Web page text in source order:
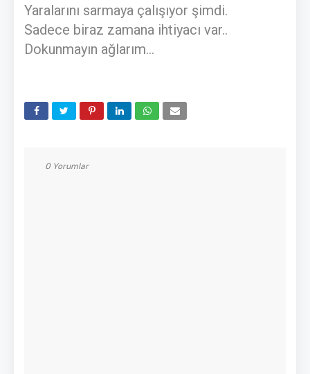
Yaralarını sarmaya çalışıyor şimdi.
Sadece biraz zamana ihtiyacı var..
Dokunmayın ağlarım...
0 Yorumlar